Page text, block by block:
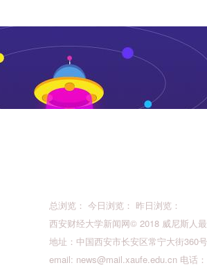
总浏览： 今日浏览： 昨日浏览：
西安财经大学新闻网© 2018 威尼斯人
地址：中国西安市长安区常宁大街360
email: news@mail.xaufe.edu.cn 电话